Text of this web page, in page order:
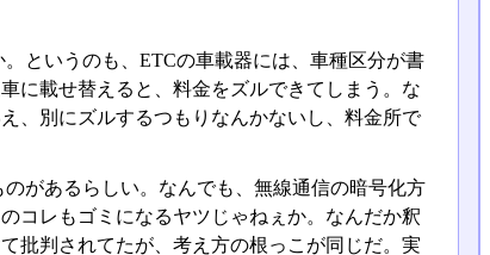
というのも、ETCの車載器には、車種区分が書
に載せ替えると、料金をズルできてしまう。な
、別にズルするつもりなんかないし、料金所で
があるらしい。なんでも、無線通信の暗号化方
コレもゴミになるヤツじゃねぇか。なんだか釈
批判されてたが、考え方の根っこが同じだ。実